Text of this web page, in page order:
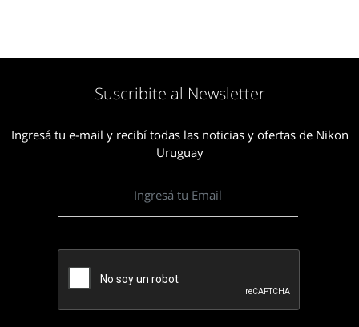
Suscribite al Newsletter
Ingresá tu e-mail y recibí todas las noticias y ofertas de Nikon
Uruguay